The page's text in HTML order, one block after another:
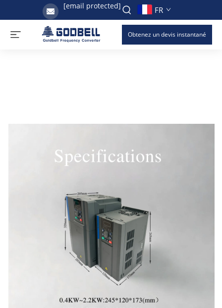
[email protected] FR
Obtenez un devis instantané